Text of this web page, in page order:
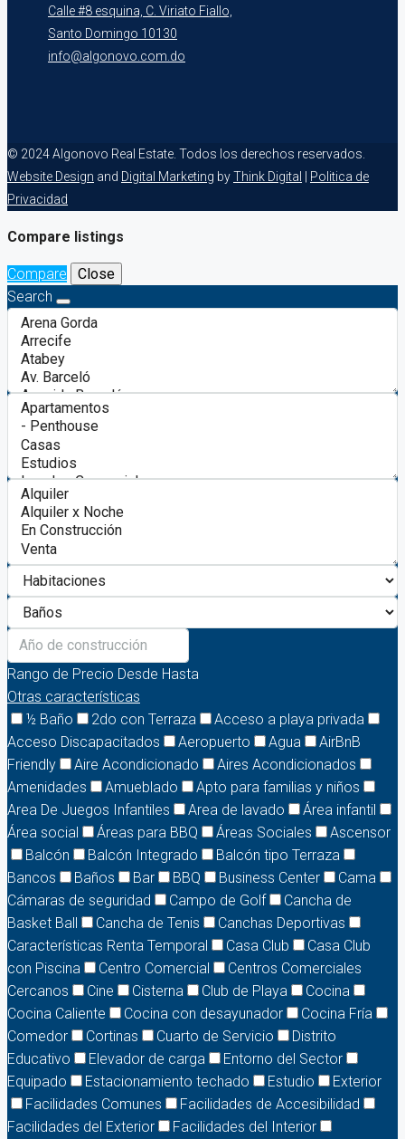
Calle #8 esquina, C. Viriato Fiallo,
Santo Domingo 10130
info@algonovo.com.do
© 2024 Algonovo Real Estate. Todos los derechos reservados.
Website Design and Digital Marketing byThink Digital | Politica de
Privacidad
Compare listings
Compare
Close
Search
Rango de Precio Desde Hasta
Otras características
½ Baño
2do con Terraza
Acceso a playa privada
Acceso Discapacitados
Aeropuerto Agua
AirBnB
Friendly
Aire Acondicionado
Aires Acondicionados
Amenidades
Amueblado
Apto para familias y niños
Area De Juegos Infantiles
Area de lavado
Área infantil
Área social
Áreas para BBQ Áreas Sociales
Ascensor
Balcón
Balcón Integrado
Balcón tipo Terraza
Bancos
Baños Bar BBQ Business Center
Cama
Cámaras de seguridad
Campo de Golf
Cancha de
Basket Ball
Cancha de Tenis
Canchas Deportivas
Características Renta Temporal
Casa Club
Casa Club
con Piscina
Centro Comercial
Centros Comerciales
Cercanos
Cine Cisterna Club de Playa
Cocina
Cocina Caliente
Cocina con desayunador
Cocina Fría
Comedor
Cortinas Cuarto de Servicio
Distrito
Educativo
Elevador de carga
Entorno del Sector
Equipado
Estacionamiento techado Estudio
Exterior
Facilidades Comunes
Facilidades de Accesibilidad
Facilidades del Exterior
Facilidades del Interior